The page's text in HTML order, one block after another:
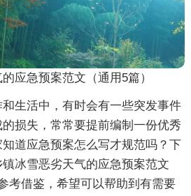
应急预案范文（通用5篇）
生活中，有时会有一些突发事件
损失，常常要提前编制一份优秀
道应急预案怎么写才规范吗？下
冰雪恶劣天气的应急预案范文
考借鉴，希望可以帮助到有需要